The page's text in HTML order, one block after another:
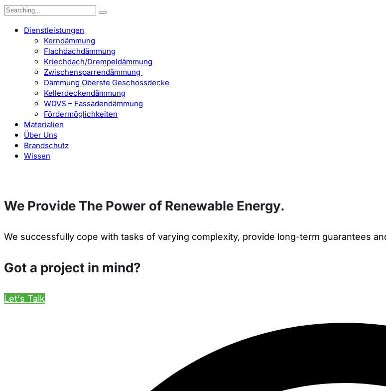
Search
Dienstleistungen
Kerndämmung
Flachdachdämmung
Kriechdach/Drempeldämmung
Zwischensparrendämmung
Dämmung Oberste Geschossdecke
Kellerdeckendämmung
WDVS – Fassadendämmung
Fördermöglichkeiten
Materialien
Über Uns
Brandschutz
Wissen
We Provide The Power of Renewable Energy.
We successfully cope with tasks of varying complexity, provide long-term guarantees
Got a project in mind?
Let's Talk